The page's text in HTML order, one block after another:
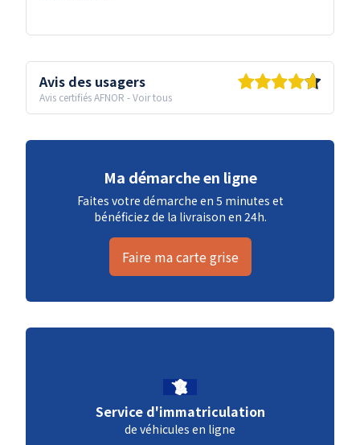
Avis des usagers
Avis certifiés AFNOR -Voir tous
Ma démarche en ligne
Faites votre démarche en 5 minutes et
bénéficiez de la livraison en 24h.
Faire ma carte grise
Service d'immatriculation
de véhicules en ligne